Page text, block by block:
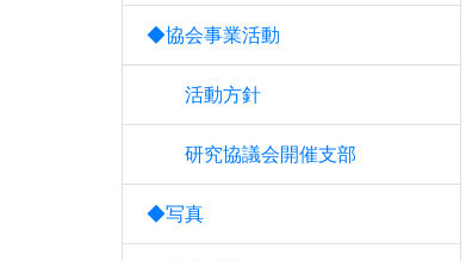
◆協会事業活動
活動方針
研究協議会開催支部
◆写真